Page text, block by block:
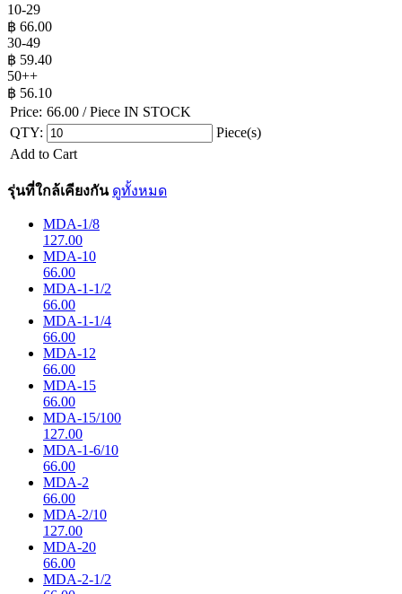
10-29
฿ 66.00
30-49
฿ 59.40
50++
฿ 56.10
Price: 66.00 / Piece IN STOCK
QTY:
Piece(s)
Add to Cart
รุ่นที่ใกล้เคียงกัน ดูทั้งหมด
MDA-1/8
127.00
MDA-10
66.00
MDA-1-1/2
66.00
MDA-1-1/4
66.00
MDA-12
66.00
MDA-15
66.00
MDA-15/100
127.00
MDA-1-6/10
66.00
MDA-2
66.00
MDA-2/10
127.00
MDA-20
66.00
MDA-2-1/2